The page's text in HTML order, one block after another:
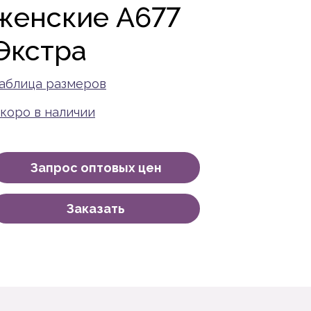
A677
размеров
в наличии
Запрос оптовых цен
Заказать